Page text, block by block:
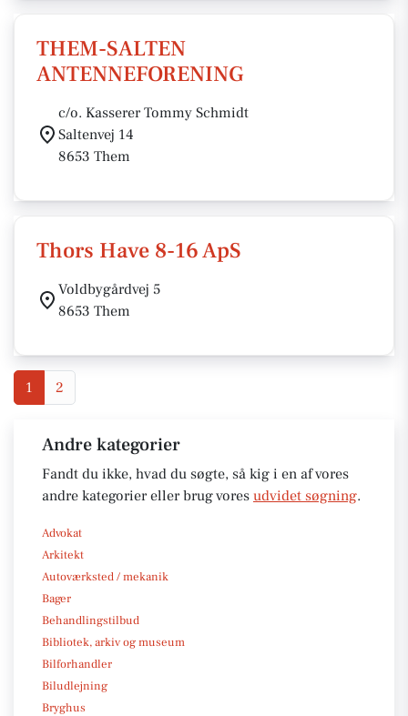
THEM-SALTEN
ANTENNEFORENING
c/o. Kasserer Tommy Schmidt
Saltenvej 14
8653 Them
Thors Have 8-16 ApS
Voldbygårdvej 5
8653 Them
1 2
Andre kategorier
Fandt du ikke, hvad du søgte, så kig i en af vores
andre kategorier eller brug vores udvidet søgning.
Advokat
Arkitekt
Autoværksted / mekanik
Bager
Behandlingstilbud
Bibliotek, arkiv og museum
Bilforhandler
Biludlejning
Bryghus